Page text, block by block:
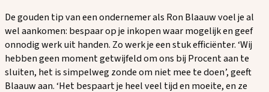
De gouden tip van een ondernemer als Ron Blaauw voel je al
wel aankomen: bespaar op je inkopen waar mogelijk en geef
onnodig werk uit handen. Zo werk je een stuk efficiënter. ‘Wij
hebben geen moment getwijfeld om ons bij Procent aan te
sluiten, het is simpelweg zonde om niet mee te doen’, geeft
Blaauw aan. ‘Het bespaart je heel veel tijd en moeite, en ze